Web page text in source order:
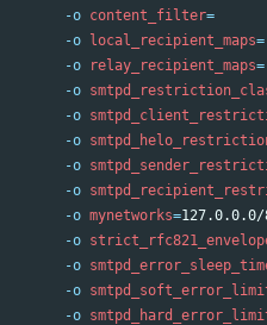
-o content_filter=
-o local_recipient_maps=
-o
relay_recipient_maps=
-o
-o
-o
-o
-o
-o mynetworks=127.0.0.0/
-o
-o
-o
-o